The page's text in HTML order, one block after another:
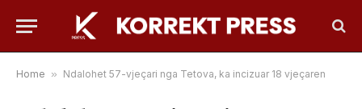
Home » Ndalohet 57-vjeçari nga Tetova, ka incizuar 18 vjeçaren